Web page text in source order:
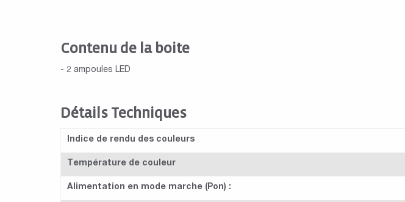
Contenu de la boite
- 2 ampoules LED
Détails Techniques
Indice de rendu des couleurs
Température de couleur
Alimentation en mode marche (Pon) :